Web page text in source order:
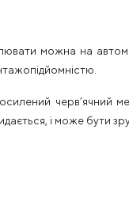
можна на
черв’ячний
і може бути